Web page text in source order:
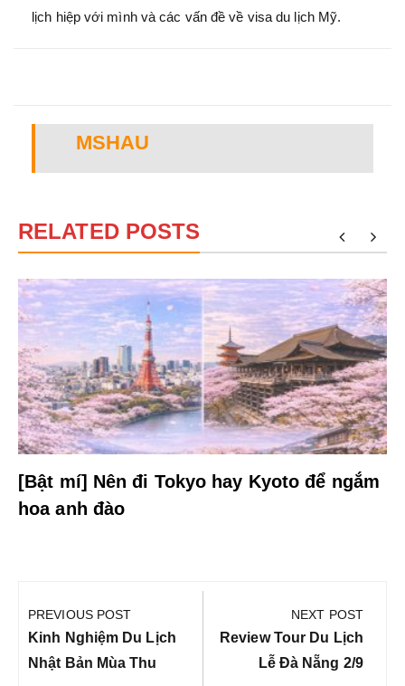
lịch hiệp với mình và các vấn đề về visa du lịch Mỹ.
MSHAU
RELATED POSTS
[Bật mí] Nên đi Tokyo hay Kyoto để ngắm
hoa anh đào
hướng
bài
viết
PREVIOUS POST
Previous
Post:
Kinh Nghiệm Du Lịch
Nhật Bản Mùa Thu
NEXT POST
Next
Review Tour Du Lịch
Lễ Đà Nẵng 2/9